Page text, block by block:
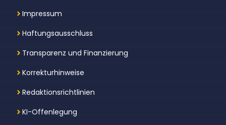
Impressum
Haftungsausschluss
Transparenz und Finanzierung
Korrekturhinweise
Redaktionsrichtlinien
KI-Offenlegung